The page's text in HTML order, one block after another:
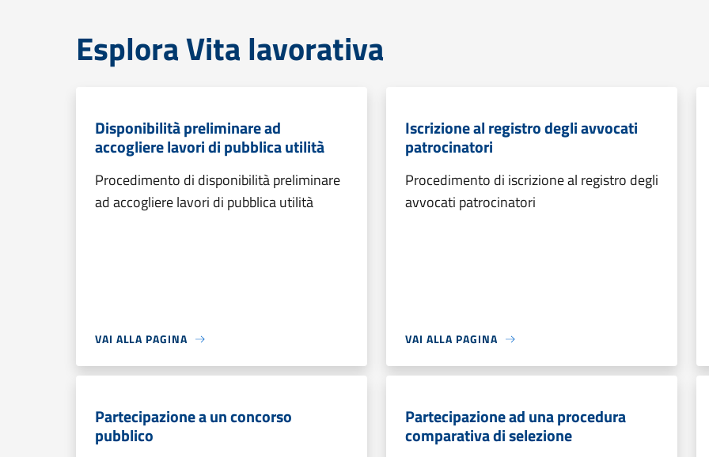
Esplora Vita lavorativa
Disponibilità preliminare ad
accogliere lavori di pubblica utilità
Procedimento di disponibilità preliminare
ad accogliere lavori di pubblica utilità
VAI ALLA PAGINA
Iscrizione al registro degli avvocati
patrocinatori
Procedimento di iscrizione al registro degli
avvocati patrocinatori
VAI ALLA PAGINA
Partecipazione a un concorso
pubblico
Partecipazione ad una procedura
comparativa di selezione